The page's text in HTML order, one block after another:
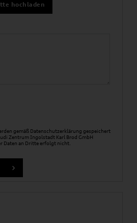
hochladen
gemäß Datenschutzerklärung gespeichert
Zentrum Ingolstadt Karl Brod GmbH
Daten an Dritte erfolgt nicht.